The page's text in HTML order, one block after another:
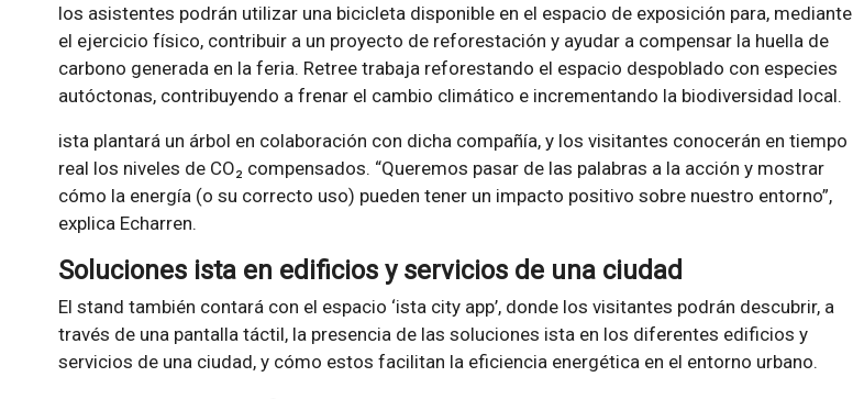
los asistentes podrán utilizar una bicicleta disponible en el espacio de exposición para, mediante
el ejercicio físico, contribuir a un proyecto de reforestación y ayudar a compensar la huella de
carbono generada en la feria. Retree trabaja reforestando el espacio despoblado con especies
autóctonas, contribuyendo a frenar el cambio climático e incrementando la biodiversidad local.
ista plantará un árbol en colaboración con dicha compañía, y los visitantes conocerán en tiempo
real los niveles de CO₂ compensados. “Queremos pasar de las palabras a la acción y mostrar
cómo la energía (o su correcto uso) pueden tener un impacto positivo sobre nuestro entorno”,
explica Echarren.
Soluciones ista en edificios y servicios de una ciudad
El stand también contará con el espacio ‘ista city app’, donde los visitantes podrán descubrir, a
través de una pantalla táctil, la presencia de las soluciones ista en los diferentes edificios y
servicios de una ciudad, y cómo estos facilitan la eficiencia energética en el entorno urbano.